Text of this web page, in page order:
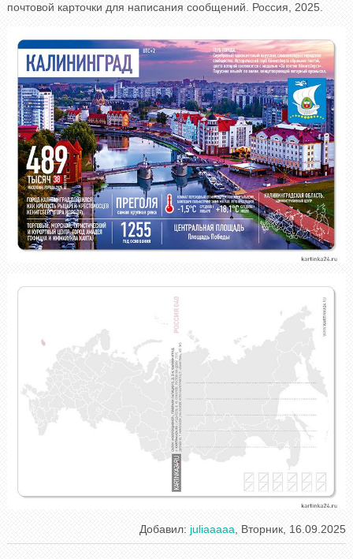
почтовой карточки для написания сообщений. Россия, 2025.
Добавил:juliaaaaa, Вторник, 16.09.2025